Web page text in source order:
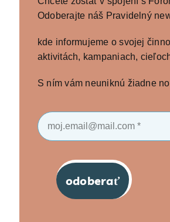
Odoberajte náš Pravidelný
kde informujeme o svojej
aktivitách, kampaniach,
S ním vám neuniknú žiadne
odoberať